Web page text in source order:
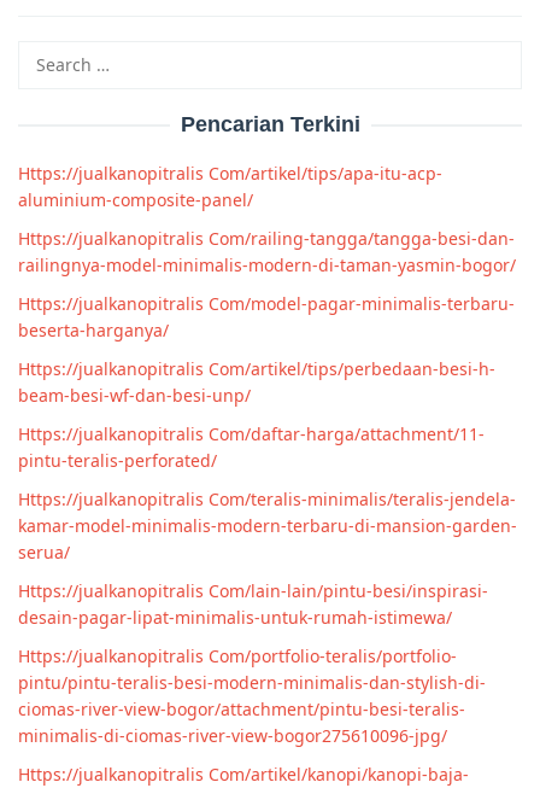
Pencarian Terkini
Https://jualkanopitralis Com/artikel/tips/apa-itu-acp-
aluminium-composite-panel/
Https://jualkanopitralis Com/railing-tangga/tangga-besi-dan-
railingnya-model-minimalis-modern-di-taman-yasmin-bogor/
Https://jualkanopitralis Com/model-pagar-minimalis-terbaru-
beserta-harganya/
Https://jualkanopitralis Com/artikel/tips/perbedaan-besi-h-
beam-besi-wf-dan-besi-unp/
Https://jualkanopitralis Com/daftar-harga/attachment/11-
pintu-teralis-perforated/
Https://jualkanopitralis Com/teralis-minimalis/teralis-jendela-
kamar-model-minimalis-modern-terbaru-di-mansion-garden-
serua/
Https://jualkanopitralis Com/lain-lain/pintu-besi/inspirasi-
desain-pagar-lipat-minimalis-untuk-rumah-istimewa/
Https://jualkanopitralis Com/portfolio-teralis/portfolio-
pintu/pintu-teralis-besi-modern-minimalis-dan-stylish-di-
ciomas-river-view-bogor/attachment/pintu-besi-teralis-
minimalis-di-ciomas-river-view-bogor275610096-jpg/
Https://jualkanopitralis Com/artikel/kanopi/kanopi-baja-